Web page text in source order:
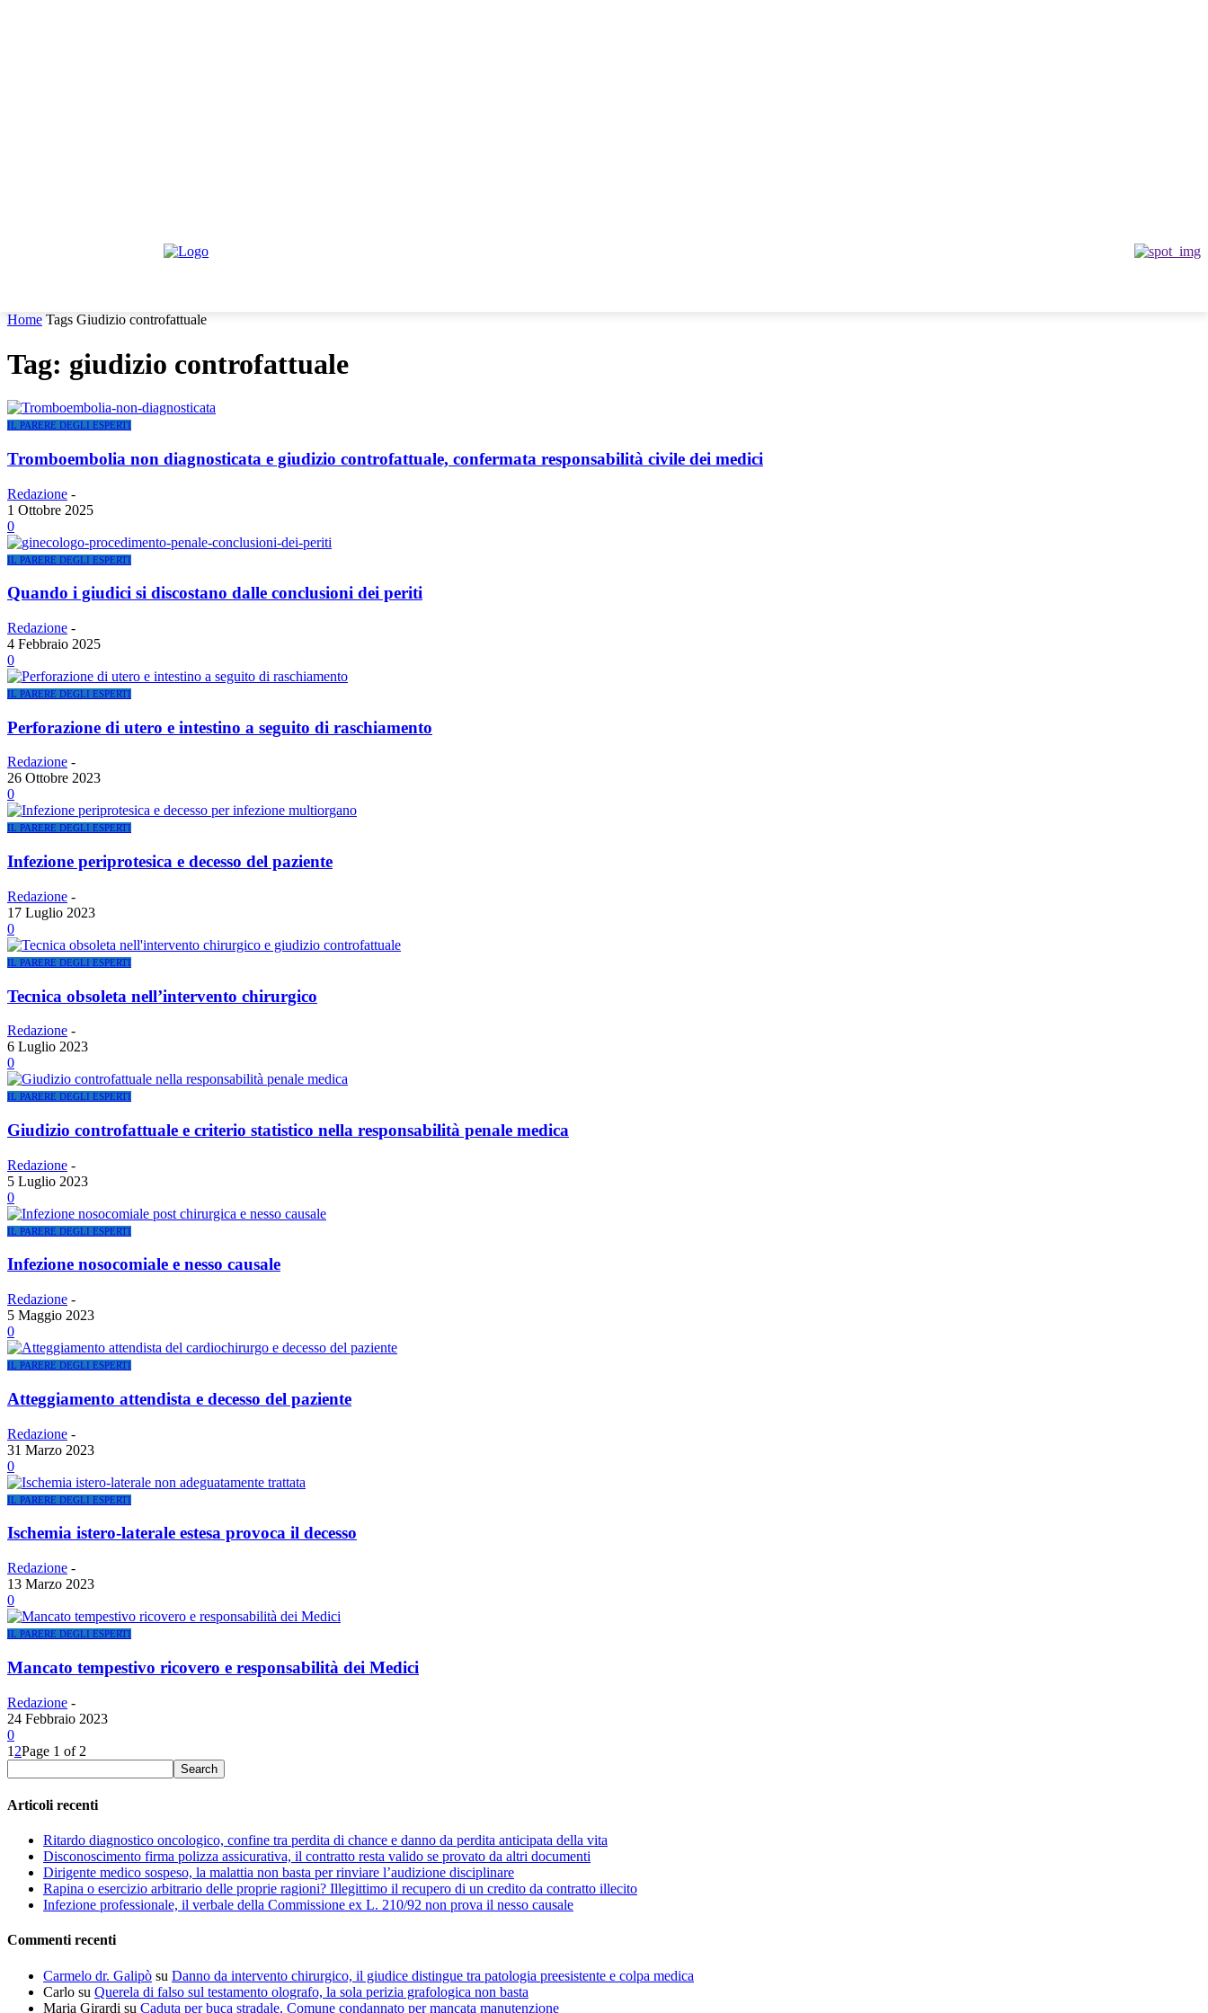
Home Tags Giudizio controfattuale
Tag: giudizio controfattuale
IL PARERE DEGLI ESPERTI
Tromboembolia non diagnosticata e giudizio controfattuale, confermata responsabilità civile dei medici
Redazione -
1 Ottobre 2025
0
IL PARERE DEGLI ESPERTI
Quando i giudici si discostano dalle conclusioni dei periti
Redazione -
4 Febbraio 2025
0
IL PARERE DEGLI ESPERTI
Perforazione di utero e intestino a seguito di raschiamento
Redazione -
26 Ottobre 2023
0
IL PARERE DEGLI ESPERTI
Infezione periprotesica e decesso del paziente
Redazione -
17 Luglio 2023
0
IL PARERE DEGLI ESPERTI
Tecnica obsoleta nell’intervento chirurgico
Redazione -
6 Luglio 2023
0
IL PARERE DEGLI ESPERTI
Giudizio controfattuale e criterio statistico nella responsabilità penale medica
Redazione -
5 Luglio 2023
0
IL PARERE DEGLI ESPERTI
Infezione nosocomiale e nesso causale
Redazione -
5 Maggio 2023
0
IL PARERE DEGLI ESPERTI
Atteggiamento attendista e decesso del paziente
Redazione -
31 Marzo 2023
0
IL PARERE DEGLI ESPERTI
Ischemia istero-laterale estesa provoca il decesso
Redazione -
13 Marzo 2023
0
IL PARERE DEGLI ESPERTI
Mancato tempestivo ricovero e responsabilità dei Medici
Redazione -
24 Febbraio 2023
0
1 2Page 1 of 2
Articoli recenti
Ritardo diagnostico oncologico, confine tra perdita di chance e danno da perdita anticipata della vita
Disconoscimento firma polizza assicurativa, il contratto resta valido se provato da altri documenti
Dirigente medico sospeso, la malattia non basta per rinviare l’audizione disciplinare
Rapina o esercizio arbitrario delle proprie ragioni? Illegittimo il recupero di un credito da contratto illecito
Infezione professionale, il verbale della Commissione ex L. 210/92 non prova il nesso causale
Commenti recenti
Carmelo dr. Galipò su Danno da intervento chirurgico, il giudice distingue tra patologia preesistente e colpa medica
Carlo su Querela di falso sul testamento olografo, la sola perizia grafologica non basta
Maria Girardi su Caduta per buca stradale, Comune condannato per mancata manutenzione